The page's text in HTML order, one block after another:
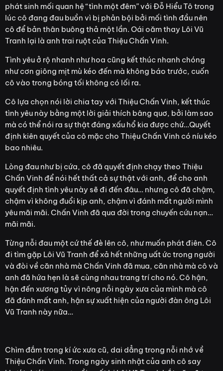
phát sinh mối quan hệ “tình một đêm” với Đỗ Hiểu Tô trong
lúc cô đang đau buồn vì bị phản bội bởi mối tình đầu nên
cô để bản thân buông thả một lần. Oái oăm thay Lôi Vũ
Tranh lại là anh trai ruột của Thiệu Chấn Vinh.
Tình yêu ở rộ nhanh như hoa cũng kết thúc nhanh chóng
như cơn giông mịt mù kéo đến mà không báo trước, cuốn
cô vào trong bóng tối không có lối ra.
Cô lựa chọn nói lời chia tay với Thiệu Chấn Vinh, kết thúc
tình yêu này bằng một lời giải thích bâng quơ, bởi làm sao
mà có thể nói ra sự thật đáng xấu hổ kia được chứ…Quyết
định kiên quyết của cô mặc cho Thiệu Chấn Vinh có níu kéo
bao nhiêu.
Lòng đau như bị cứa, cô đã quyết định chạy theo Thiệu
Chấn Vinh để nói hết thất cả sự thật với anh, để cho anh
quyết định tình yêu này sẽ đi đến đâu… nhưng cô đã chậm,
chậm vì không đuổi kịp anh, chậm vì đánh mất người mình
yêu mãi mãi. Chấn Vinh đã qua đời trong chuyến cứu nạn…
mãi mãi.
Từng nỗi đau một cứ thế đè lên cô, như muốn phát điên. Cô
đi tìm gặp Lôi Vũ Tranh để xả hết những uất ức trong người
và đòi về căn nhà mà Chấn Vinh đã mua, căn nhà mà cô và
anh đã hứa hẹn là sẽ cùng nhau trang trí cho nó. Cô hận,
hận đến xương tủy vì nông nỗi ngày xưa của mình mà cô
đã đánh mất anh, hận sự xuất hiện của người đàn ông Lôi
Vũ Tranh này nữa…
Chìm đắm trong kí ức xưa cũ, dai dẳng trong nỗi nhớ về
Thiệu Chấn Vinh. Trong ngày sinh nhật của anh cô say